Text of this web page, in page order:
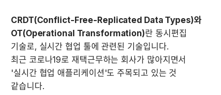
CRDT(Conflict-Free-Replicated Data Types)와
OT(Operational Transformation)란 동시편집
기술로, 실시간 협업 툴에 관련된 기술입니다.
최근 코로나19로 재택근무하는 회사가 많아지면서
'실시간 협업 애플리케이션'도 주목되고 있는 것
같습니다.